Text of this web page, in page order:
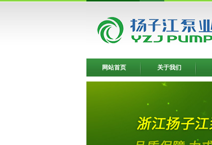
网站首页 关于我们